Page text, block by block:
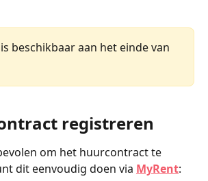
beschikbaar aan het einde van
registreren
om het huurcontract te
dit eenvoudig doen via MyRent: